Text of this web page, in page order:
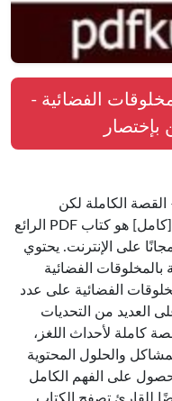
الفضائية -
بإختصار
الكاملة لكن
بإختصار PDF تأليف علاء الحلبي مجانا [كامل] هو كتاب PDF الرائع
على الإنترنت. يحتوي
بالمخلوقات الفضائية
الفضائية على عدد
العديد من التحديات
كاملة لأحداث اللغز،
والحلول المحتوية
على الفهم الكامل
للقارئ تصفح الكتاب